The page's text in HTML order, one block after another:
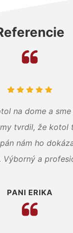
na dome a
tvrdil, že kotol
nám ho
Výborný a
PANI ERIKA